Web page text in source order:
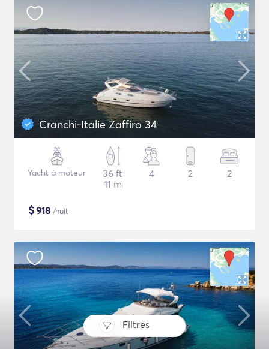
Filtres
Cranchi-Italie Zaffiro 34
Yacht à moteur
36 ft
11 m
4 2 2
$918 /nuit